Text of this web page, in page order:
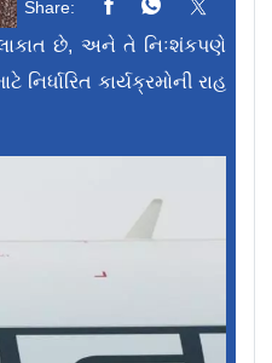
Share:
છે, અને તે નિઃશંકપણે
કાર્યક્રમોની રાહ